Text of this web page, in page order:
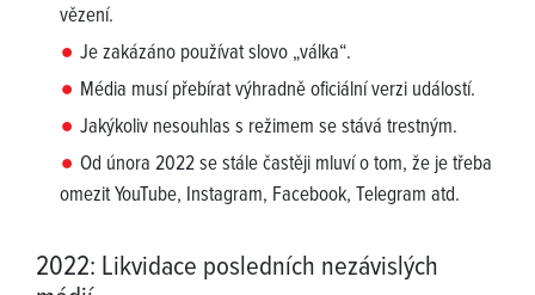
vězení.
Je zakázáno používat slovo „válka“.
Média musí přebírat výhradně oficiální verzi událostí.
Jakýkoliv nesouhlas s režimem se stává trestným.
Od února 2022 se stále častěji mluví o tom, že je třeba
omezit YouTube, Instagram, Facebook, Telegram atd.
2022: Likvidace posledních nezávislých